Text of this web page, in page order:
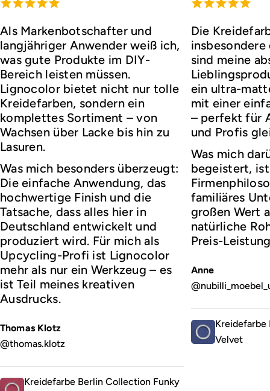
Als Markenbotschafter und
langjähriger Anwender weiß ich,
was gute Produkte im DIY-
Bereich leisten müssen.
Lignocolor bietet nicht nur tolle
Kreidefarben, sondern ein
komplettes Sortiment – von
Wachsen über Lacke bis hin zu
Lasuren.
Was mich besonders überzeugt:
Die einfache Anwendung, das
hochwertige Finish und die
Tatsache, dass alles hier in
Deutschland entwickelt und
produziert wird. Für mich als
Upcycling-Profi ist Lignocolor
mehr als nur ein Werkzeug – es
ist Teil meines kreativen
Ausdrucks.
Thomas Klotz
@thomas.klotz
Kreidefarbe Berlin Collection Funky
Die
sind meine
ein ultra-
mit einer
– perfekt für
und Profis
Was mich
begeistert,
familiäres
großen Wert
natürliche
Preis-
Anne
Kreidefarbe
Velvet